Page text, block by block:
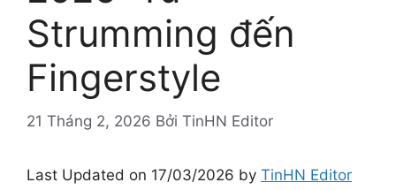
Strumming đến
Fingerstyle
21 Tháng 2, 2026 Bởi TinHN Editor
Last Updated on 17/03/2026 by TinHN Editor